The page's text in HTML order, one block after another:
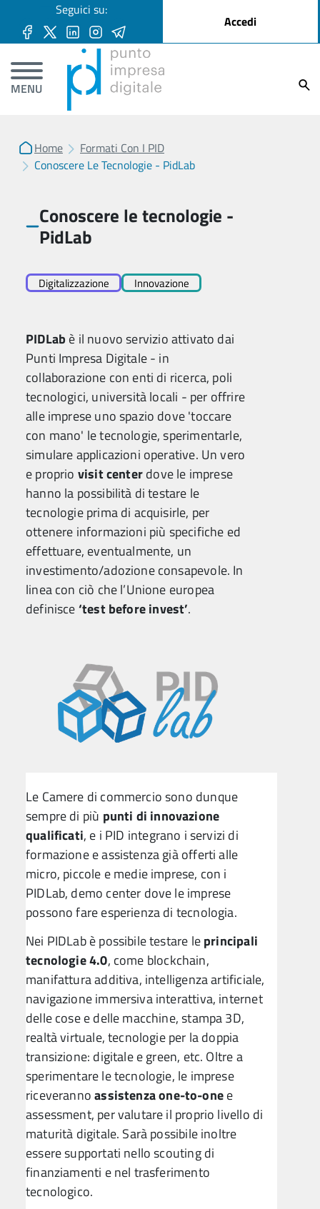
Seguici su: User account menu
Accedi
MENU
Home
Formati Con I PID
Conoscere Le Tecnologie - PidLab
Conoscere le tecnologie -
PidLab
Digitalizzazione Innovazione
PIDLab è il nuovo servizio attivato dai
Punti Impresa Digitale - in
collaborazione con enti di ricerca, poli
tecnologici, università locali - per offrire
alle imprese uno spazio dove 'toccare
con mano' le tecnologie, sperimentarle,
simulare applicazioni operative. Un vero
e proprio visit centerdove le imprese
hanno la possibilità di testare le
tecnologie prima di acquisirle, per
ottenere informazioni più specifiche ed
effettuare, eventualmente, un
investimento/adozione consapevole. In
linea con ciò che l’Unione europea
definisce‘test before invest’.
Le Camere di commercio sono dunque
sempre di più punti di innovazione
qualificati, e i PID integrano i servizi di
formazione e assistenza già offerti alle
micro, piccole e medie imprese, con i
PIDLab, demo center dove le imprese
possono fare esperienza di tecnologia.
Nei PIDLab è possibile testare leprincipali
tecnologie 4.0, come blockchain,
manifattura additiva, intelligenza artificiale,
navigazione immersiva interattiva, internet
delle cose e delle macchine, stampa 3D,
realtà virtuale, tecnologie per la doppia
transizione: digitale e green, etc. Oltre a
sperimentare le tecnologie, le imprese
riceverannoassistenza one-to-onee
assessment, per valutare il proprio livello di
maturità digitale. Sarà possibile inoltre
essere supportati nello scouting di
finanziamenti e nel trasferimento
tecnologico.